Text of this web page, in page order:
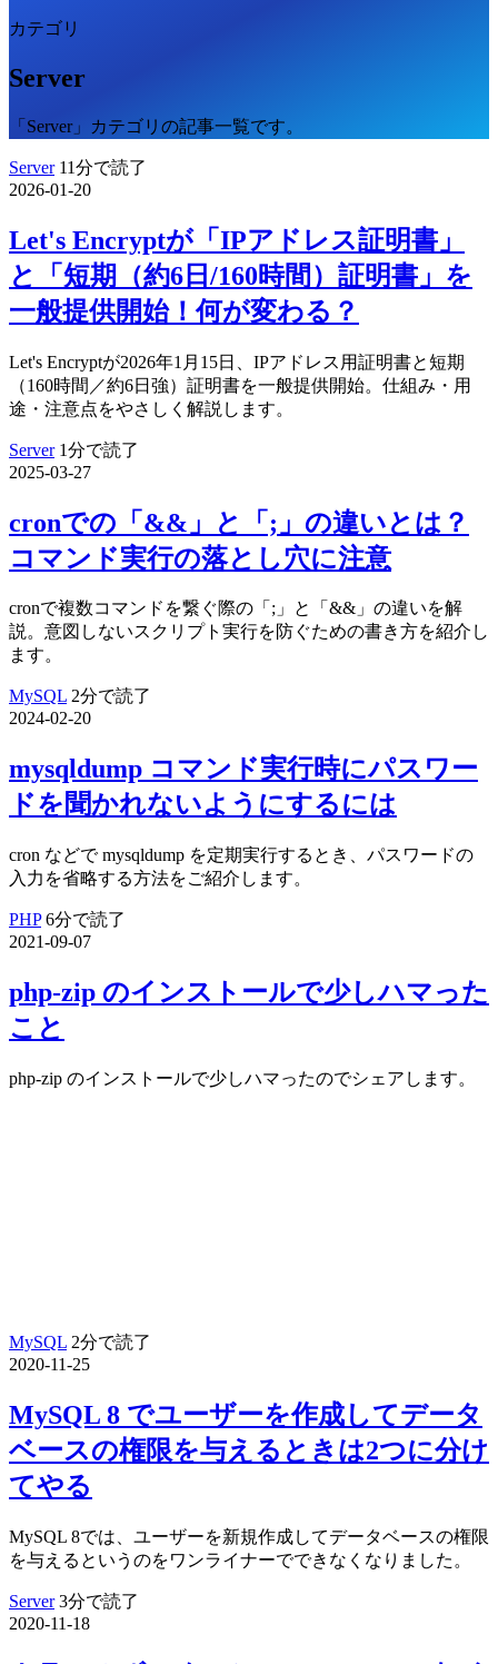
カテゴリ
Server
「Server」カテゴリの記事一覧です。
Server 11分で読了
2026-01-20
Let's Encryptが「IPアドレス証明書」
と「短期（約6日/160時間）証明書」を
一般提供開始！何が変わる？
Let's Encryptが2026年1月15日、IPアドレス用証明書と短期
（160時間／約6日強）証明書を一般提供開始。仕組み・用
途・注意点をやさしく解説します。
Server 1分で読了
2025-03-27
cronでの「&&」と「;」の違いとは？
コマンド実行の落とし穴に注意
cronで複数コマンドを繋ぐ際の「;」と「&&」の違いを解
説。意図しないスクリプト実行を防ぐための書き方を紹介し
ます。
MySQL 2分で読了
2024-02-20
mysqldump コマンド実行時にパスワー
ドを聞かれないようにするには
cron などで mysqldump を定期実行するとき、パスワードの
入力を省略する方法をご紹介します。
PHP 6分で読了
2021-09-07
php-zip のインストールで少しハマった
こと
php-zip のインストールで少しハマったのでシェアします。
MySQL 2分で読了
2020-11-25
MySQL 8 でユーザーを作成してデータ
ベースの権限を与えるときは2つに分け
てやる
MySQL 8では、ユーザーを新規作成してデータベースの権限
を与えるというのをワンライナーでできなくなりました。
Server 3分で読了
2020-11-18